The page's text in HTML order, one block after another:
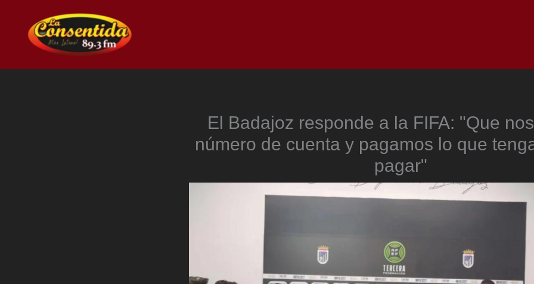
contenido
El Badajoz responde a la FIFA: "Que
número de cuenta y pagamos lo que
pagar"